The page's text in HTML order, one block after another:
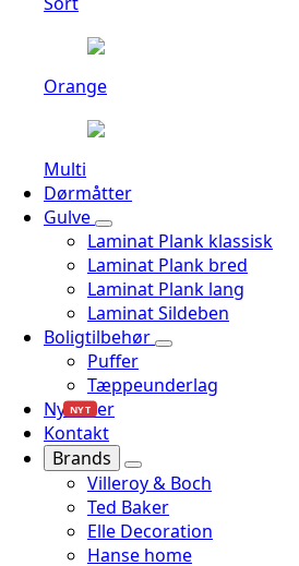
Orange
Multi
Dørmåtter
Gulve
Laminat Plank klassisk
Laminat Plank bred
Laminat Plank lang
Laminat Sildeben
Boligtilbehør
Puffer
Tæppeunderlag
Nyheder
NYT
Kontakt
Brands
Villeroy & Boch
Ted Baker
Elle Decoration
Hanse home